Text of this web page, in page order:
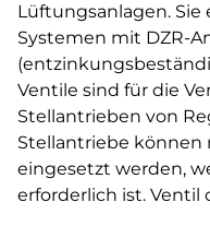
Lüftungsanlagen. Sie
Systemen mit DZR-
Ventile sind für die
Stellantrieben von
Stellantriebe können
eingesetzt werden,
erforderlich ist. Ventil